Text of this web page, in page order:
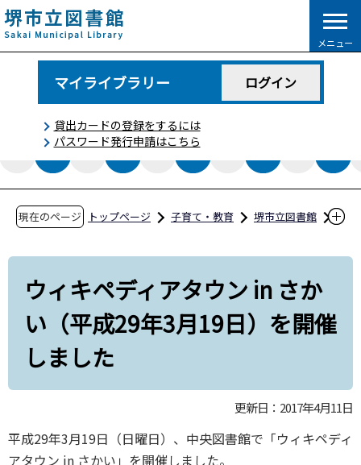
こ
の
ペ
で
メニュー
マイライブラリー ログイン
貸出カードの登録をするには
パスワード発行申請はこちら
現在のページ トップページ 子育て・教育
堺市立図書館
9日）を開催しました
ウィキペディアタウン in さか
い（平成29年3月19日）を開催
しました
更新日：2017年4月11日
平成29年3月19日（日曜日）、中央図書館で「ウィキペディ
アタウン in さかい」を開催しました。